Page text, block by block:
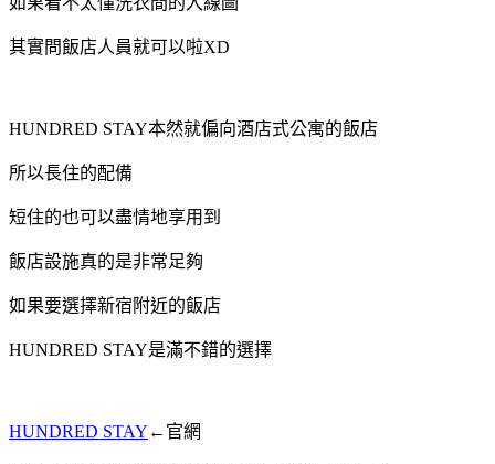
其實問飯店人員就可以啦XD
HUNDRED STAY本然就偏向酒店式公寓的飯店
所以長住的配備
短住的也可以盡情地享用到
飯店設施真的是非常足夠
如果要選擇新宿附近的飯店
HUNDRED STAY是滿不錯的選擇
HUNDRED STAY ←官網